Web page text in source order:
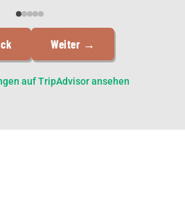
Weiter →
auf TripAdvisor ansehen